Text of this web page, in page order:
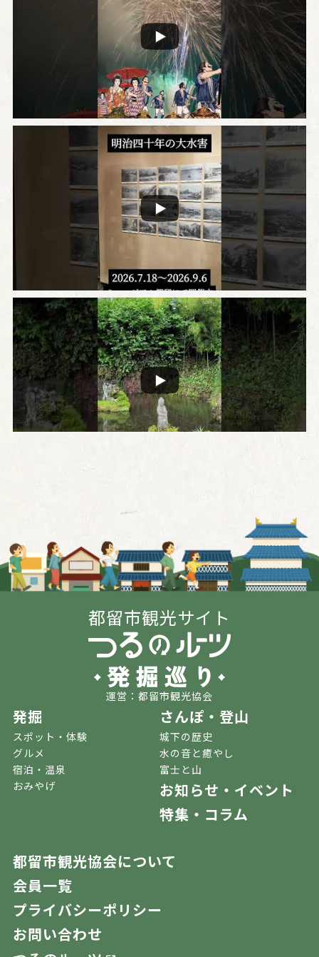
都留市観光サイト
運営：都留市観光協会
発掘
スポット・体験
グルメ
宿泊・温泉
おみやげ
さんぽ・登山
城下の歴史
水の音と癒やし
富士と山
お知らせ・イベント
特集・コラム
都留市観光協会について
会員一覧
プライバシーポリシー
お問い合わせ